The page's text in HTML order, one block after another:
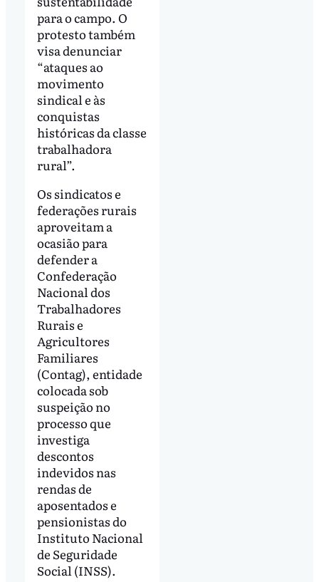
para o campo. O
protesto também
visa denunciar
“ataques ao
movimento
sindical e às
conquistas
históricas da classe
trabalhadora
rural”.
Os sindicatos e
federações rurais
aproveitam a
ocasião para
defender a
Confederação
Nacional dos
Trabalhadores
Rurais e
Agricultores
Familiares
(Contag), entidade
colocada sob
suspeição no
processo que
investiga
descontos
indevidos nas
rendas de
aposentados e
pensionistas do
Instituto Nacional
de Seguridade
Social (INSS).